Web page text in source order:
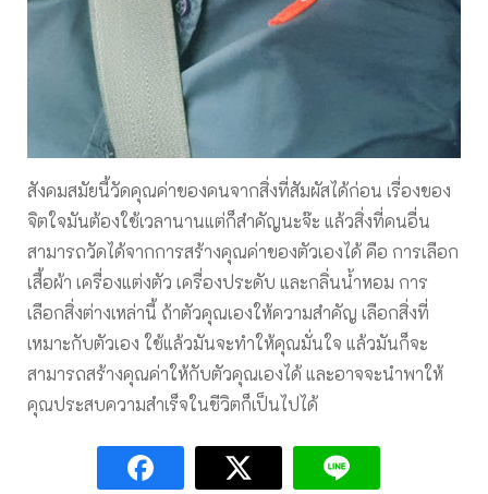
สังคมสมัยนี้วัดคุณค่าของคนจากสิ่งที่สัมผัสได้ก่อน เรื่องของ
จิตใจมันต้องใช้เวลานานแต่ก็สำคัญนะจ๊ะ แล้วสิ่งที่คนอื่น
สามารถวัดได้จากการสร้างคุณค่าของตัวเองได้ คือ การเลือก
เสื้อผ้า เครื่องแต่งตัว เครื่องประดับ และกลิ่นน้ำหอม การ
เลือกสิ่งต่างเหล่านี้ ถ้าตัวคุณเองให้ความสำคัญ เลือกสิ่งที่
เหมาะกับตัวเอง ใช้แล้วมันจะทำให้คุณมั่นใจ แล้วมันก็จะ
สามารถสร้างคุณค่าให้กับตัวคุณเองได้ และอาจจะนำพาให้
คุณประสบความสำเร็จในชีวิตก็เป็นไปได้